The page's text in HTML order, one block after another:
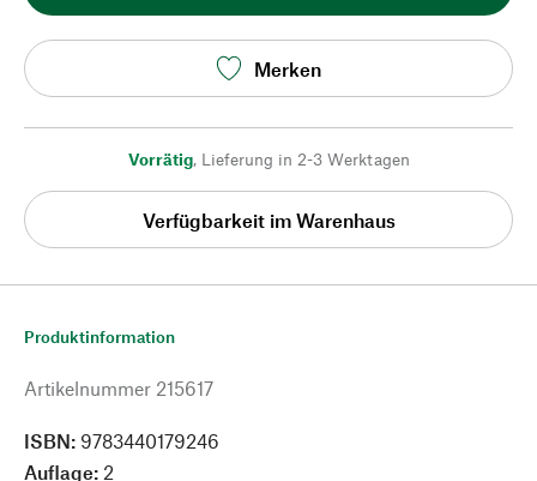
Merken
Vorrätig, Lieferung in 2-3 Werktagen
Verfügbarkeit im Warenhaus
Produktinformation
Artikelnummer 215617
ISBN: 9783440179246
Auflage: 2